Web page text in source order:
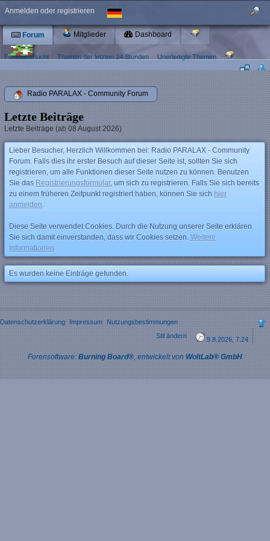
Anmelden oder registrieren
Forum Mitglieder Dashboard
Forenübersicht Themen der letzten 24 Stunden Unerledigte Themen
Radio PARALAX - Community Forum
Letzte Beiträge
Letzte Beiträge (ab 08 August 2026)
Lieber Besucher, Herzlich Willkommen bei: Radio PARALAX - Community
Forum. Falls dies ihr erster Besuch auf dieser Seite ist, sollten Sie sich
registrieren, um alle Funktionen dieser Seite nutzen zu können. Benutzen
Sie das Registrierungsformular, um sich zu registrieren. Falls Sie sich bereits
zu einem früheren Zeitpunkt registriert haben, können Sie sich hier
anmelden.
Diese Seite verwendet Cookies. Durch die Nutzung unserer Seite erklären
Sie sich damit einverstanden, dass wir Cookies setzen. Weitere
Informationen
Es wurden keine Einträge gefunden.
Datenschutzerklärung Impressum Nutzungsbestimmungen
9.8.2026, 7:24
Stil ändern
Forensoftware:Burning Board®, entwickelt vonWoltLab® GmbH